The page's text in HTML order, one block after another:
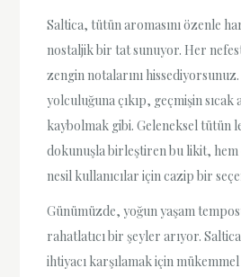
Saltica, tütün aromasını özenle
nostaljik bir tat sunuyor. Her
zengin notalarını
yolculuğuna çıkıp, geçmişin
kaybolmak gibi. Geleneksel tütün
dokunuşla birleştiren bu likit, hem
nesil kullanıcılar için cazip bir
Günümüzde, yoğun yaşam
rahatlatıcı bir şeyler arıyor.
ihtiyacı karşılamak için